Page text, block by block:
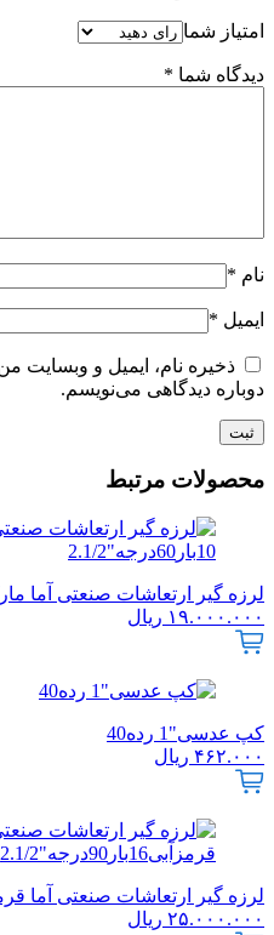
امتیاز شما
دیدگاه شما *
نام *
ایمیل *
ذخیره نام، ایمیل و وبسایت
دوباره دیدگاهی می‌نویسم.
محصولات مرتبط
لرزه گیر ارتعاشات صنعتی آما مارک زرد
۱۹.۰۰۰.۰۰۰ ریال
کپ عدسی"1 رده40
۴۶۲.۰۰۰ ریال
لرزه گیر ارتعاشات صنعتی آما
۲۵.۰۰۰.۰۰۰ ریال